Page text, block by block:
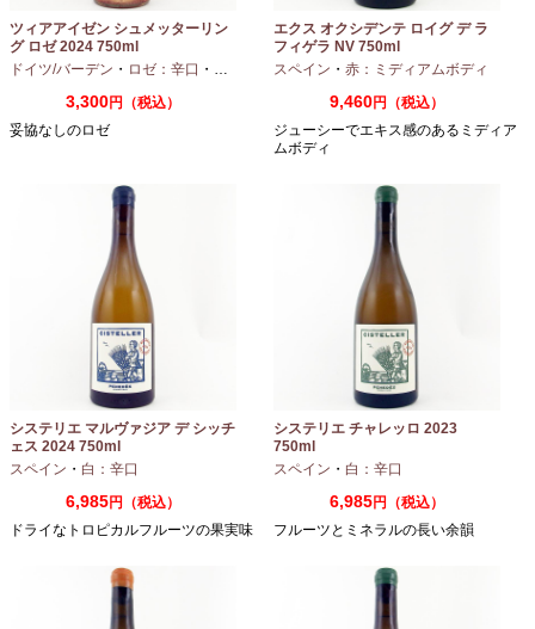
ツィアアイゼン シュメッターリン
グ ロゼ 2024 750ml
ドイツ/バーデン ・ ロゼ：辛口 ・ ピノノワール
3,300円（税込）
妥協なしのロゼ
エクス オクシデンテ ロイグ デ ラ
フィゲラ NV 750ml
（2022/2023）
スペイン ・ 赤：ミディアムボディ
9,460円（税込）
ジューシーでエキス感のあるミディア
ムボディ
システリエ マルヴァジア デ シッチ
ェス 2024 750ml
スペイン ・ 白：辛口
6,985円（税込）
ドライなトロピカルフルーツの果実味
システリエ チャレッロ 2023
750ml
スペイン ・ 白：辛口
6,985円（税込）
フルーツとミネラルの長い余韻